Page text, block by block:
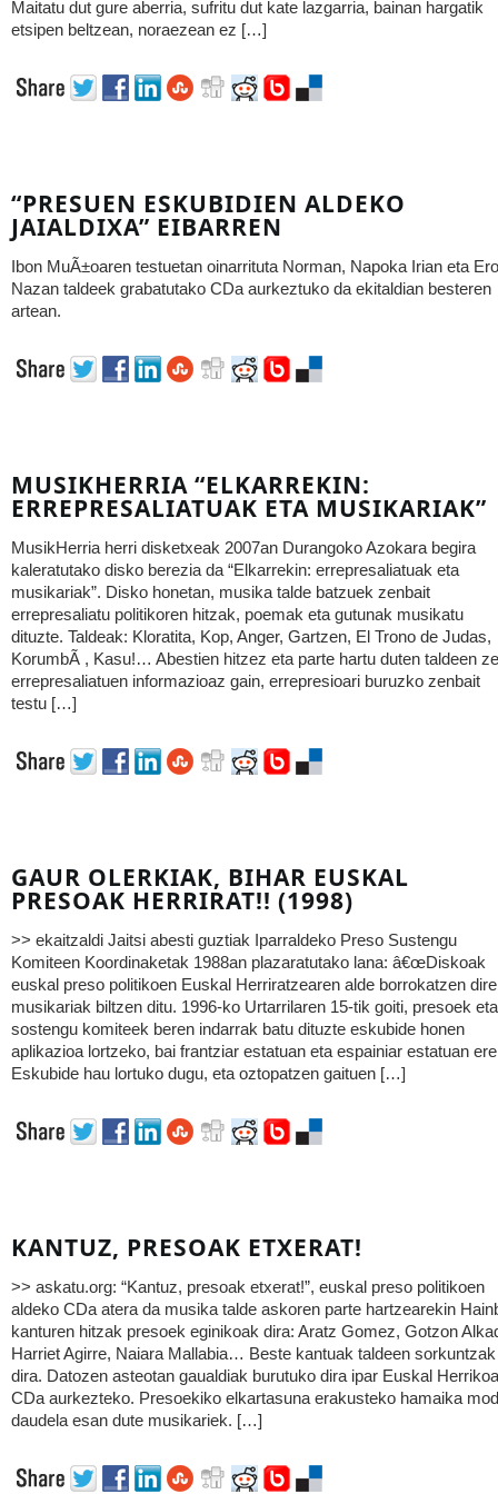
Maitatu dut gure aberria, sufritu dut kate lazgarria, bainan hargatik
etsipen beltzean, noraezean ez […]
“PRESUEN ESKUBIDIEN ALDEKO
JAIALDIXA” EIBARREN
Ibon MuÃ±oaren testuetan oinarrituta Norman, Napoka Irian eta
Nazan taldeek grabatutako CDa aurkeztuko da ekitaldian besteren
artean.
MUSIKHERRIA “ELKARREKIN:
ERREPRESALIATUAK ETA MUSIKARIAK”
MusikHerria herri disketxeak 2007an Durangoko Azokara begira
kaleratutako disko berezia da “Elkarrekin: errepresaliatuak eta
musikariak”. Disko honetan, musika talde batzuek zenbait
errepresaliatu politikoren hitzak, poemak eta gutunak musikatu
dituzte. Taldeak: Kloratita, Kop, Anger, Gartzen, El Trono de Judas,
KorumbÃ , Kasu!… Abestien hitzez eta parte hartu duten taldeen
errepresaliatuen informazioaz gain, errepresioari buruzko zenbait
testu […]
GAUR OLERKIAK, BIHAR EUSKAL
PRESOAK HERRIRAT!! (1998)
>> ekaitzaldi Jaitsi abesti guztiak Iparraldeko Preso Sustengu
Komiteen Koordinaketak 1988an plazaratutako lana: â€œDiskoak
euskal preso politikoen Euskal Herriratzearen alde borrokatzen
musikariak biltzen ditu. 1996-ko Urtarrilaren 15-tik goiti, presoek eta
sostengu komiteek beren indarrak batu dituzte eskubide honen
aplikazioa lortzeko, bai frantziar estatuan eta espainiar estatuan
Eskubide hau lortuko dugu, eta oztopatzen gaituen […]
KANTUZ, PRESOAK ETXERAT!
>> askatu.org: “Kantuz, presoak etxerat!”, euskal preso politikoen
aldeko CDa atera da musika talde askoren parte hartzearekin
kanturen hitzak presoek eginikoak dira: Aratz Gomez, Gotzon
Harriet Agirre, Naiara Mallabia… Beste kantuak taldeen sorkuntzak
dira. Datozen asteotan gaualdiak burutuko dira ipar Euskal
CDa aurkezteko. Presoekiko elkartasuna erakusteko hamaika
daudela esan dute musikariek. […]